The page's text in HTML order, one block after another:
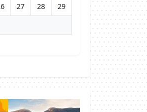
27 28
29